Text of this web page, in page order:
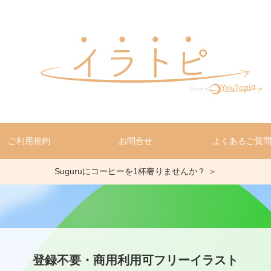
ご利用規約 お問合せ よくあるご質問
Suguruにコーヒーを1杯奢りませんか？ ＞
登録不要・商用利用可フリーイラスト